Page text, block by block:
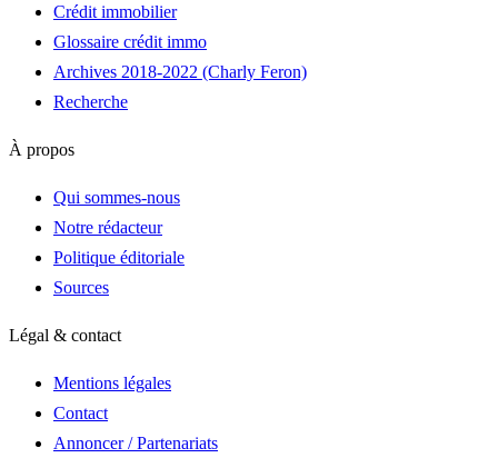
Crédit immobilier
Glossaire crédit immo
Archives 2018-2022 (Charly Feron)
Recherche
À propos
Qui sommes-nous
Notre rédacteur
Politique éditoriale
Sources
Légal & contact
Mentions légales
Contact
Annoncer / Partenariats